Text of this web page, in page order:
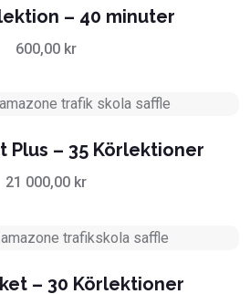
– 40 minuter
600,00 kr
Plus – 35 Körlektioner
21 000,00 kr
– 30 Körlektioner